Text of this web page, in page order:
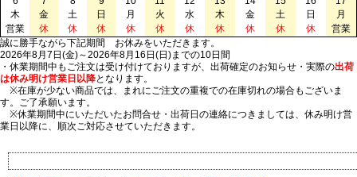
木
金 土 日 月 火 水 木 金 土 日
月
営業
休 休 休 休 休 休 休 休 休 休
営業
誠に勝手ながら下記期間 お休みをいただきます。
2026年8月7日(金)～2026年8月16日(日)までの10日間
・休業期間中もご注文は受け付けておりますが、出荷確定のお知らせ・実際の出荷
は休み明け営業日以降となります。
※在庫が少ない商品では、まれにご注文の重複での在庫切れの場合もございま
す。ご了承願います。
※休業期間中にいただいたお問合せ・出荷日の連絡につきましては、休み明け営
業日以降に、順次ご対応させていただきます。